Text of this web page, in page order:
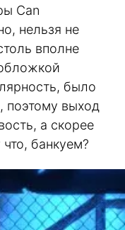
Can
нельзя не
вполне
было
поэтому выход
а скорее
банкуем?